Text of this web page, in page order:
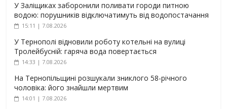
У Заліщиках заборонили поливати городи питною
водою: порушників відключатимуть від водопостачання
15:11 | 7.08.2026
У Тернополі відновили роботу котельні на вулиці
Тролейбусній: гаряча вода повертається
14:33 | 7.08.2026
На Тернопільщині розшукали зниклого 58-річного
чоловіка: його знайшли мертвим
14:01 | 7.08.2026